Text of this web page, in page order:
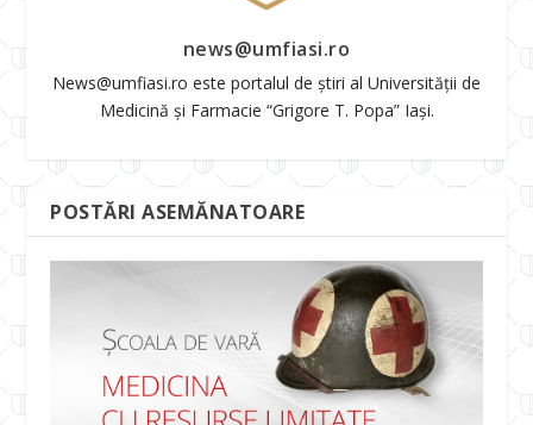
news@umfiasi.ro
News@umfiasi.ro este portalul de știri al Universității de
Medicină și Farmacie “Grigore T. Popa” Iași.
POSTĂRI ASEMĂNATOARE